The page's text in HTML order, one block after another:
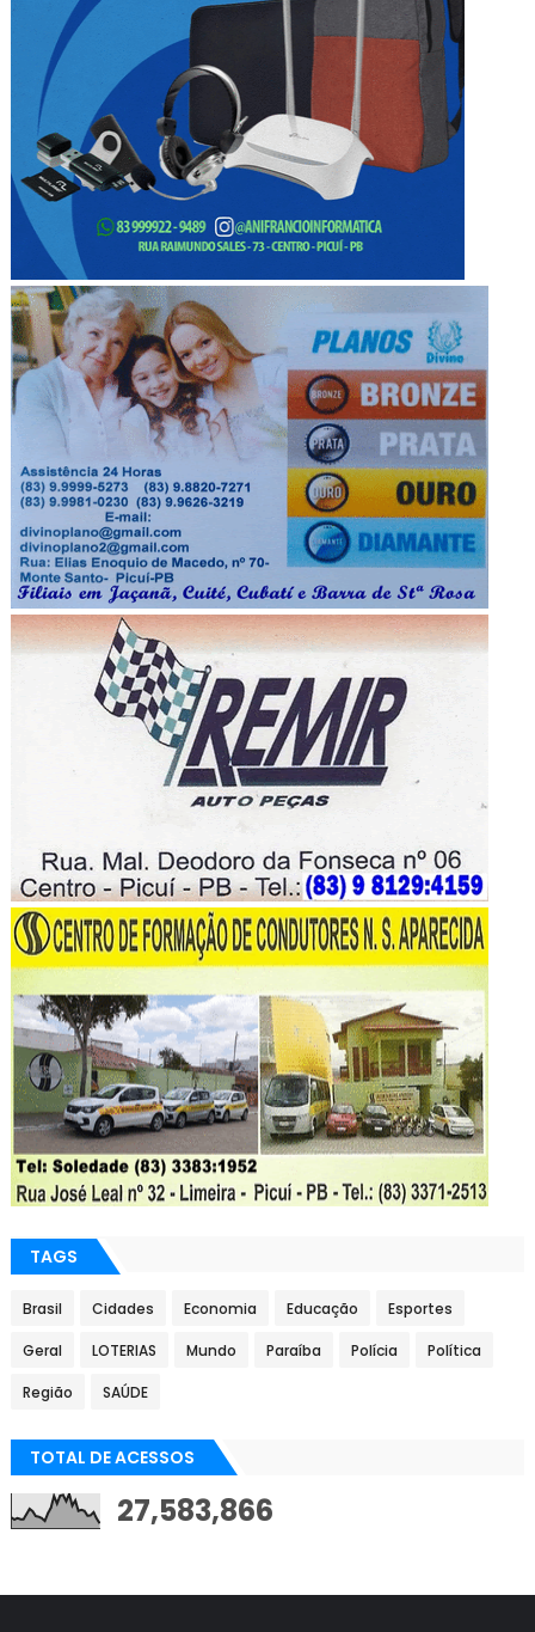
TAGS
Brasil Cidades Economia Educação Esportes
Geral LOTERIAS Mundo Paraíba Polícia Política
Região SAÚDE
TOTAL DE ACESSOS
27,583,866